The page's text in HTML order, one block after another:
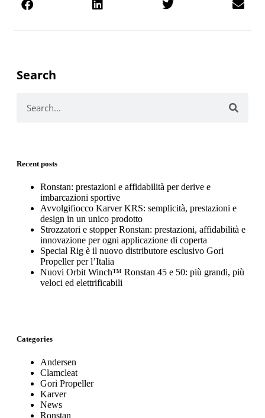
Search
Recent posts
Ronstan: prestazioni e affidabilità per derive e
imbarcazioni sportive
Avvolgifiocco Karver KRS: semplicità, prestazioni e
design in un unico prodotto
Strozzatori e stopper Ronstan: prestazioni, affidabilità e
innovazione per ogni applicazione di coperta
Special Rig è il nuovo distributore esclusivo Gori
Propeller per l’Italia
Nuovi Orbit Winch™ Ronstan 45 e 50: più grandi, più
veloci ed elettrificabili
Categories
Andersen
Clamcleat
Gori Propeller
Karver
News
Ronstan